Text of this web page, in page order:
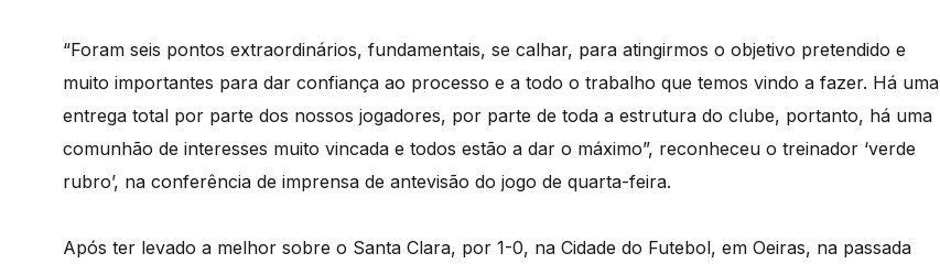
“Foram seis pontos extraordinários, fundamentais, se calhar, para atingirmos o objetivo pretendido e
muito importantes para dar confiança ao processo e a todo o trabalho que temos vindo a fazer. Há uma
entrega total por parte dos nossos jogadores, por parte de toda a estrutura do clube, portanto, há uma
comunhão de interesses muito vincada e todos estão a dar o máximo”, reconheceu o treinador ‘verde
rubro’, na conferência de imprensa de antevisão do jogo de quarta-feira.
Após ter levado a melhor sobre o Santa Clara, por 1-0, na Cidade do Futebol, em Oeiras, na passada